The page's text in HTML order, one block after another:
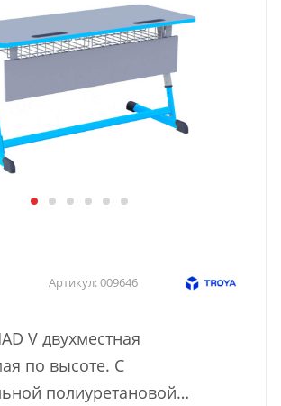
Артикул:009646
V двухместная
по высоте. С
полиуретановой